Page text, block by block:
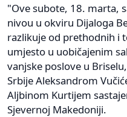
"Ove subote, 18. marta,
nivou u okviru Dijaloga
razlikuje od prethodnih i
umjesto u uobičajenim
vanjske poslove u
Srbije Aleksandrom
Aljbinom Kurtijem
Sjevernoj Makedoniji.